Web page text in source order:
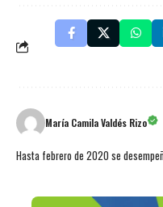
María Camila Valdés Rizo
Hasta febrero de 2020 se